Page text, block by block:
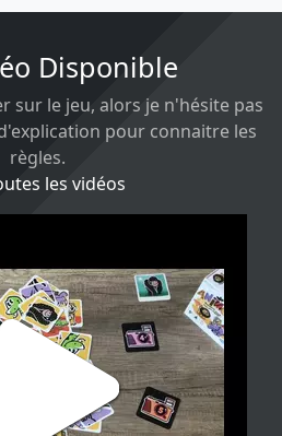
Disponible
sur le jeu, alors je n'hésite pas
pour connaitre les
règles.
les vidéos